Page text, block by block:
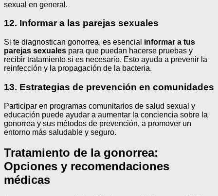
sexual en general.
12. Informar a las parejas sexuales
Si te diagnostican gonorrea, es esencial informar a tus
parejas sexuales para que puedan hacerse pruebas y
recibir tratamiento si es necesario. Esto ayuda a prevenir la
reinfección y la propagación de la bacteria.
13. Estrategias de prevención en comunidades
Participar en programas comunitarios de salud sexual y
educación puede ayudar a aumentar la conciencia sobre la
gonorrea y sus métodos de prevención, a promover un
entorno más saludable y seguro.
Tratamiento de la gonorrea:
Opciones y recomendaciones
médicas